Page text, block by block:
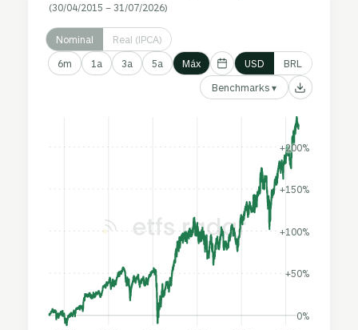
(30/04/2015 – 31/07/2026)
Nominal Real (IPCA)
6m 1a 3a 5a Máx USD BRL
Benchmarks ▾
0%
+50%
+100%
+150%
+200%